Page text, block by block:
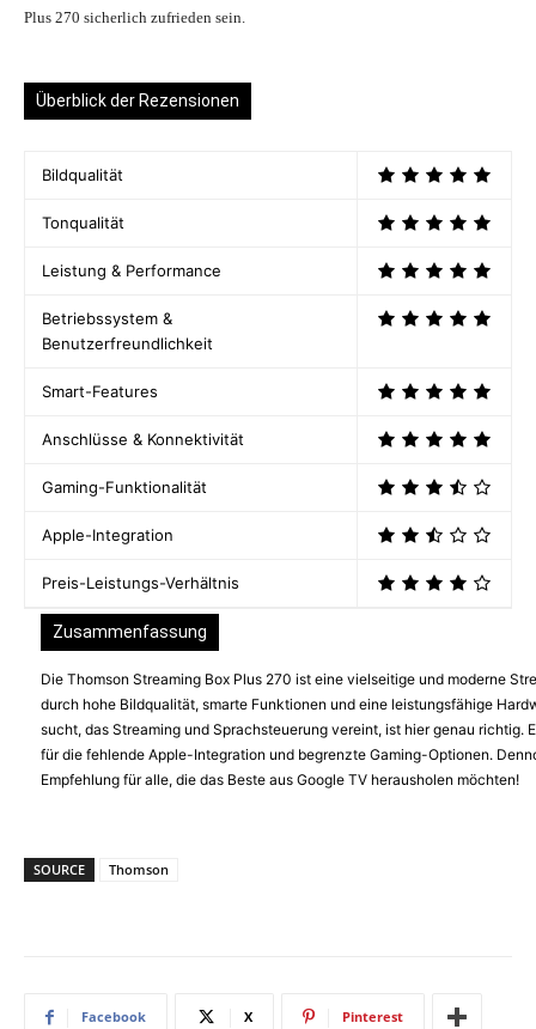
Plus 270 sicherlich zufrieden sein.
Überblick der Rezensionen
Bildqualität
Tonqualität
Leistung & Performance
Betriebssystem &
Benutzerfreundlichkeit
Smart-Features
Anschlüsse & Konnektivität
Gaming-Funktionalität
Apple-Integration
Preis-Leistungs-Verhältnis
Zusammenfassung
Die Thomson Streaming Box Plus 270 ist eine vielseitige und moderne
durch hohe Bildqualität, smarte Funktionen und eine leistungsfähige
sucht, das Streaming und Sprachsteuerung vereint, ist hier genau richtig.
für die fehlende Apple-Integration und begrenzte Gaming-Optionen.
Empfehlung für alle, die das Beste aus Google TV herausholen möchten!
SOURCE Thomson
Facebook X Pinterest